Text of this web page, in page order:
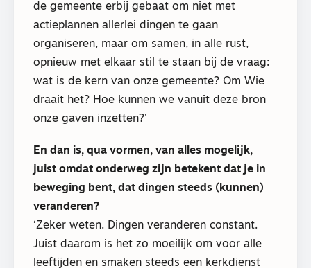
de gemeente erbij gebaat om niet met
actieplannen allerlei dingen te gaan
organiseren, maar om samen, in alle rust,
opnieuw met elkaar stil te staan bij de vraag:
wat is de kern van onze gemeente? Om Wie
draait het? Hoe kunnen we vanuit deze bron
onze gaven inzetten?’
En dan is, qua vormen, van alles mogelijk,
juist omdat onderweg zijn betekent dat je in
beweging bent, dat dingen steeds (kunnen)
veranderen?
‘Zeker weten. Dingen veranderen constant.
Juist daarom is het zo moeilijk om voor alle
leeftijden en smaken steeds een kerkdienst